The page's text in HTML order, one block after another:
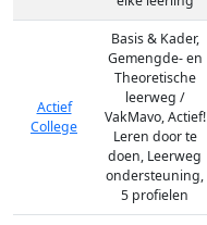
Actief
College
Basis & Kader,
Gemengde- en
Theoretische
leerweg /
VakMavo, Actief!
Leren door te
doen, Leerweg
ondersteuning,
5 profielen